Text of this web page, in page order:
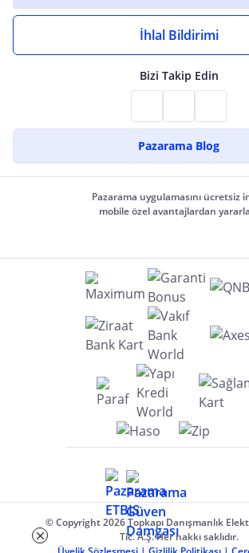
İhlal Bildirimi
Bizi Takip Edin
Pazarama Blog
Pazarama uygulamasını ücretsiz
mobile özel avantajlardan
© Copyright 2026 Topkapı Danışmanlık
Tic. A.Ş. Her hakkı saklıdır.